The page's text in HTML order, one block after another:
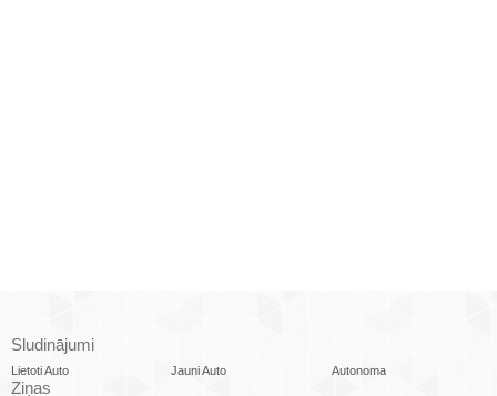
Sludinājumi
Lietoti Auto Jauni Auto Autonoma
Ziņas